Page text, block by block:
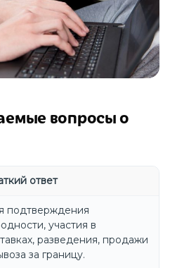
вопросы о
ответ
подтверждения
участия в
разведения, продажи
за границу.